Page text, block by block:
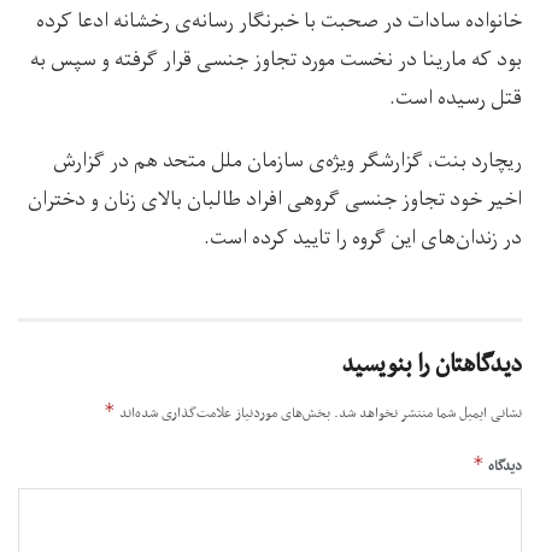
خانواده سادات در صحبت با خبرنگار رسانه‌ی رخشانه ادعا کرده
بود که مارینا در نخست مورد تجاوز جنسی قرار گرفته و سپس به
قتل رسیده است.
ریچارد بنت، گزارشگر ویژه‌ی سازمان ملل متحد هم در گزارش
اخیر خود تجاوز جنسی گروهی افراد طالبان بالای زنان و دختران
در زندان‌های این گروه را تایید کرده است.
دیدگاهتان را بنویسید
نشانی ایمیل شما منتشر نخواهد شد. بخش‌های موردنیاز علامت‌گذاری شده‌اند *
دیدگاه *